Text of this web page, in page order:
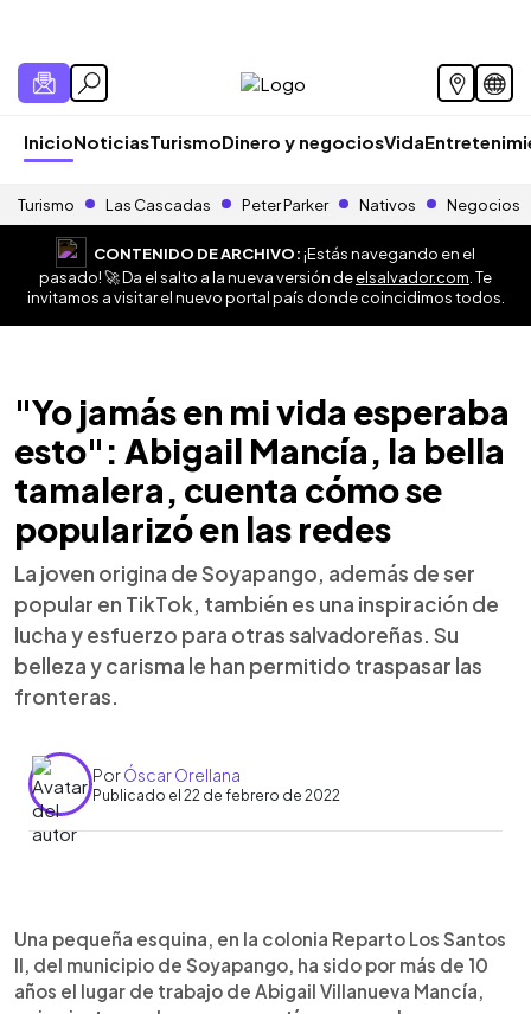
InicioNoticiasTurismoDinero y negociosVida
Turismo Las Cascadas Peter Parker Nativos Negocios
CONTENIDO DE ARCHIVO:¡Estás navegando en el
pasado! 🚀 Da el salto a la nueva versión deelsalvador.com . Te
invitamos a visitar el nuevo portal país donde coincidimos todos.
"Yo jamás en mi vida esperaba
esto": Abigail Mancía, la bella
tamalera, cuenta cómo se
popularizó en las redes
La joven origina de Soyapango, además de ser
popular en TikTok, también es una inspiración de
lucha y esfuerzo para otras salvadoreñas. Su
belleza y carisma le han permitido traspasar las
fronteras.
PorÓscar Orellana
Publicado el 22 de febrero de 2022
Escuchar artículo
Una pequeña esquina, en la colonia Reparto Los Santos
II, del municipio de Soyapango, ha sido por más de 10
años el lugar de trabajo de Abigail Villanueva Mancía,